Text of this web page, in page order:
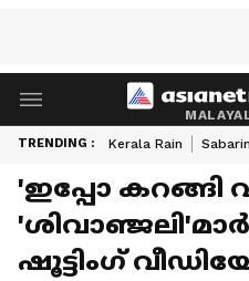
TRENDING : Kerala Rain
'ഇപ്പോ കറങ്ങി
ഷൂട്ടിംഗ്